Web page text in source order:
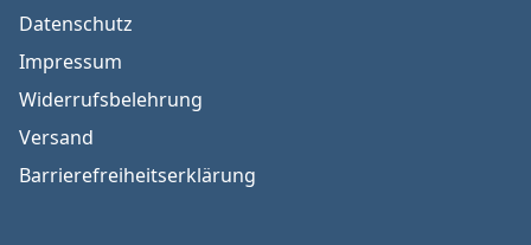
Datenschutz
Impressum
Widerrufsbelehrung
Versand
Barrierefreiheitserklärung